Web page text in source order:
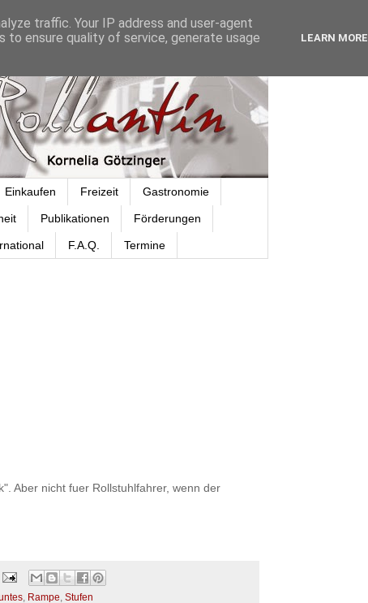
Einkaufen Freizeit Gastronomie
Publikationen Förderungen
F.A.Q. Termine
Aber nicht fuer Rollstuhlfahrer, wenn der
Rampe Stufen
traffic. Your IP address and user-agent
to ensure quality of service, generate usage
LEARN MORE